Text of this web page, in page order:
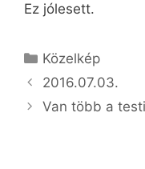
Ez jólesett.
Kategória
Közelkép
2016.07.03.
Van több a